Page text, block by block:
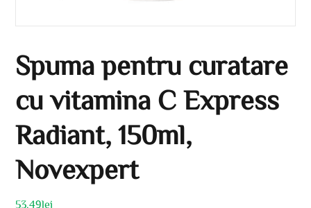
Spuma pentru curatare
cu vitamina C Express
Radiant, 150ml,
Novexpert
53.49lei